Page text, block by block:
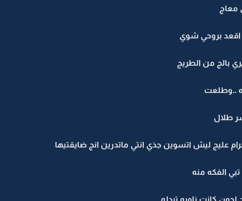
معاج
اقعد بروحي شوي
بالج من الطريج
..وطلعت
طلال
عليج ليش اتسوين جذي انتي ماتدرين انج ضايقتيها
الفكه منه
كانت ناويه تردله